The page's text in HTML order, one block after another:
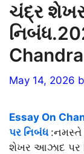
ચંદ્ર
May 14, 2026
Essay On
પર નિબંધ :નમસ્તે
શેખર આઝાદ પર